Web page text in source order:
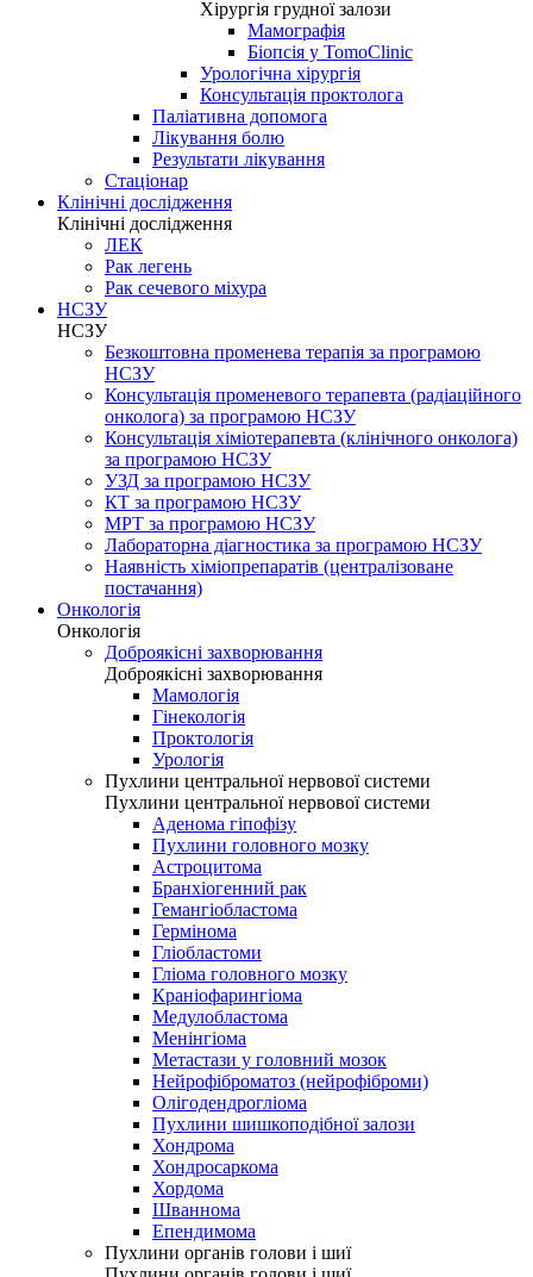
Хірургія грудної залози
Мамографія
Біопсія у TomoClinic
Урологічна хірургія
Консультація проктолога
Паліативна допомога
Лікування болю
Результати лікування
Стаціонар
Клінічні дослідження
Клінічні дослідження
ЛЕК
Рак легень
Рак сечевого міхура
НСЗУ
НСЗУ
Безкоштовна променева терапія за програмою
НСЗУ
Консультація променевого терапевта (радіаційного
онколога) за програмою НСЗУ
Консультація хіміотерапевта (клінічного онколога)
за програмою НСЗУ
УЗД за програмою НСЗУ
КТ за програмою НСЗУ
МРТ за програмою НСЗУ
Лабораторна діагностика за програмою НСЗУ
Наявність хіміопрепаратів (централізоване
постачання)
Онкологія
Онкологія
Доброякісні захворювання
Доброякісні захворювання
Мамологія
Гінекологія
Проктологія
Урологія
Пухлини центральної нервової системи
Пухлини центральної нервової системи
Аденома гіпофізу
Пухлини головного мозку
Астроцитома
Бранхіогенний рак
Гемангіобластома
Гермінома
Гліобластоми
Гліома головного мозку
Краніофарингіома
Медулобластома
Менінгіома
Метастази у головний мозок
Нейрофіброматоз (нейрофіброми)
Олігодендрогліома
Пухлини шишкоподібної залози
Хондрома
Хондросаркома
Хордома
Шваннома
Епендимома
Пухлини органів голови і шиї